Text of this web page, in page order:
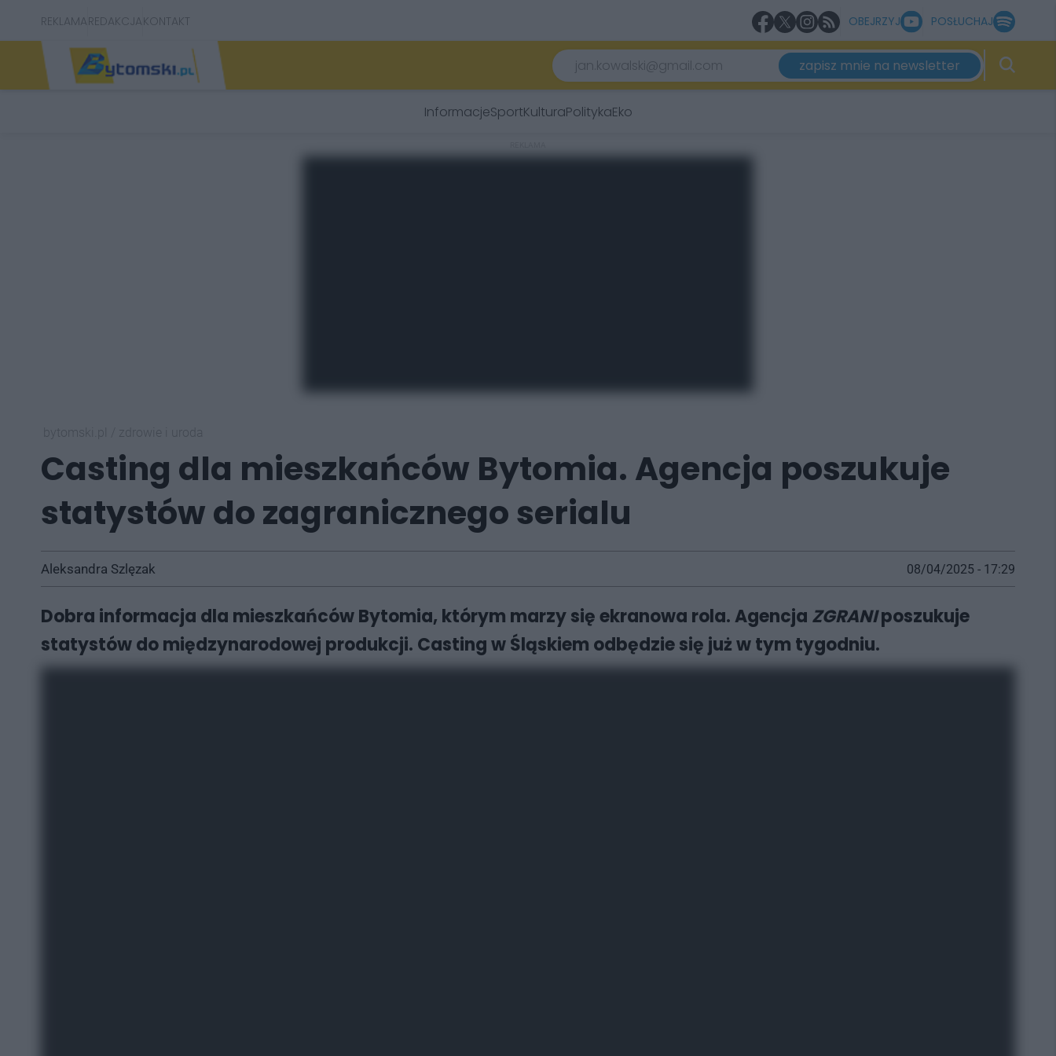
REKLAMAREDAKCJAKONTAKT OBEJRZYJ POSŁUCHAJ
zapisz mnie na newsletter
InformacjeSportKulturaPolitykaEko
Casting dla mieszkańców Bytomia. Agencja poszukuje
statystów do zagranicznego serialu
Aleksandra Szlęzak 08/04/2025 - 17:29
Dobra informacja dla mieszkańców Bytomia, którym marzy się ekranowa rola. Agencja ZGRANIposzukuje
statystów do międzynarodowej produkcji. Casting w Śląskiem odbędzie się już w tym tygodniu.